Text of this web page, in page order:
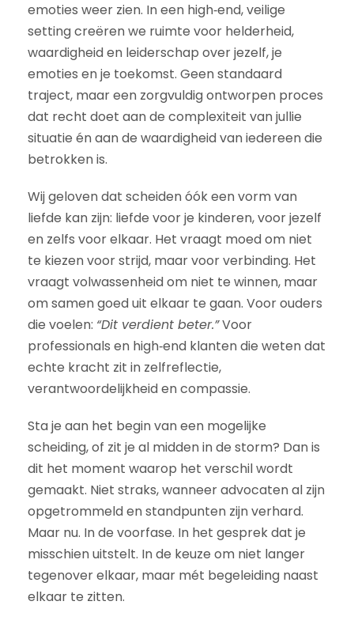
emoties weer zien. In een high‑end, veilige
setting creëren we ruimte voor helderheid,
waardigheid en leiderschap over jezelf, je
emoties en je toekomst. Geen standaard
traject, maar een zorgvuldig ontworpen proces
dat recht doet aan de complexiteit van jullie
situatie én aan de waardigheid van iedereen die
betrokken is.
Wij geloven dat scheiden óók een vorm van
liefde kan zijn: liefde voor je kinderen, voor jezelf
en zelfs voor elkaar. Het vraagt moed om niet
te kiezen voor strijd, maar voor verbinding. Het
vraagt volwassenheid om niet te winnen, maar
om samen goed uit elkaar te gaan. Voor ouders
die voelen: “Dit verdient beter.”Voor
professionals en high‑end klanten die weten dat
echte kracht zit in zelfreflectie,
verantwoordelijkheid en compassie.
Sta je aan het begin van een mogelijke
scheiding, of zit je al midden in de storm? Dan is
dit het moment waarop het verschil wordt
gemaakt. Niet straks, wanneer advocaten al zijn
opgetrommeld en standpunten zijn verhard.
Maar nu. In de voorfase. In het gesprek dat je
misschien uitstelt. In de keuze om niet langer
tegenover elkaar, maar mét begeleiding naast
elkaar te zitten.